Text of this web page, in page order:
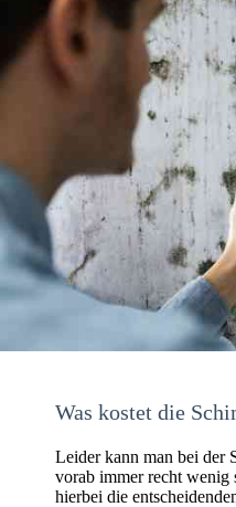
Was kostet die
Leider kann man bei der
vorab immer recht wenig
hierbei die